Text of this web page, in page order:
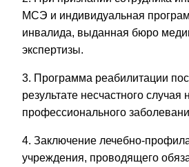
МСЭ и индивидуальная
инвалида, выданная бюро
экспертизы.
3. Программа реабилитации
результате несчастного случая
профессионального
4. Заключение лечебно-
учреждения, проводящего